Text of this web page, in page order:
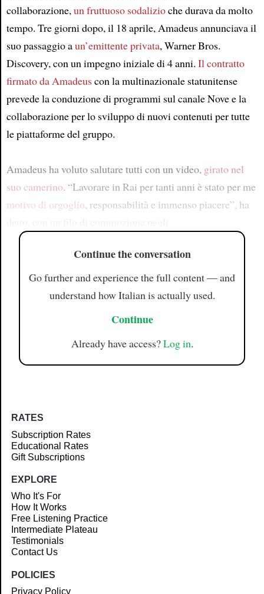
collaborazione,un fruttuoso sodalizioche durava da molto
tempo. Tre giorni dopo, il 18 aprile, Amadeus annunciava il
suo passaggio aun’emittente privata, Warner Bros.
Discovery, con un impegno iniziale di 4 anni. Il contratto
firmato da Amadeuscon la multinazionale statunitense
prevede la conduzione di programmi sul canale Nove e la
collaborazione per lo sviluppo di nuovi contenuti per tutte
le piattaforme del gruppo.
Amadeus ha voluto salutare tutti con un video, girato nel
suo camerino. “Lavorare in Rai per tanti anni è stato per me
motivo di orgoglio, responsabilità e immenso piacere”, ha
Continue the conversation
Go further and experience the full content — and
understand how Italian is actually used.
Continue
Already have access?Log in.
RATES
Subscription Rates
Educational Rates
Gift Subscriptions
EXPLORE
Who It's For
How It Works
Free Listening Practice
Intermediate Plateau
Testimonials
Contact Us
POLICIES
Privacy Policy